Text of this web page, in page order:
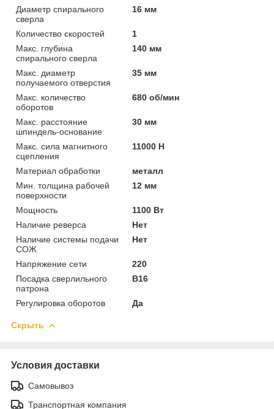
Диаметр спирального
сверла
16 мм
Количество скоростей
1
Макс. глубина
спирального сверла
140 мм
Макс. диаметр
получаемого отверстия
35 мм
Макс. количество
оборотов
680 об/мин
Макс. расстояние
шпиндель-основание
30 мм
Макс. сила магнитного
сцепления
11000 H
Материал обработки
металл
Мин. толщина рабочей
поверхности
12 мм
Мощность
1100 Вт
Наличие реверса
Нет
Наличие системы подачи
СОЖ
Нет
Напряжение сети
220
Посадка сверлильного
патрона
B16
Регулировка оборотов Да
Скрыть
Условия доставки
Самовывоз
Транспортная компания